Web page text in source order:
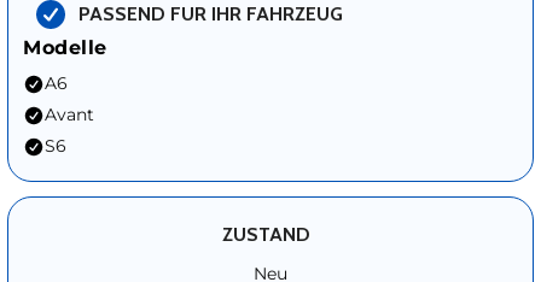
PASSEND FUR IHR FAHRZEUG
Modelle
A6
Avant
S6
ZUSTAND
Neu